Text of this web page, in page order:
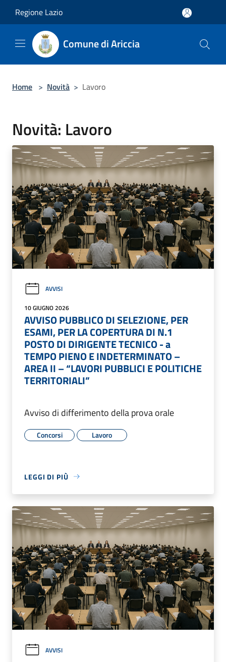
Regione Lazio
Comune di Ariccia
Home > Novità > Lavoro
Novità: Lavoro
AVVISI
10 GIUGNO 2026
AVVISO PUBBLICO DI SELEZIONE, PER
ESAMI, PER LA COPERTURA DI N.1
POSTO DI DIRIGENTE TECNICO - a
TEMPO PIENO E INDETERMINATO –
AREA II – “LAVORI PUBBLICI E POLITICHE
TERRITORIALI”
Avviso di differimento della prova orale
Concorsi Lavoro
LEGGI DI PIÙ
AVVISI